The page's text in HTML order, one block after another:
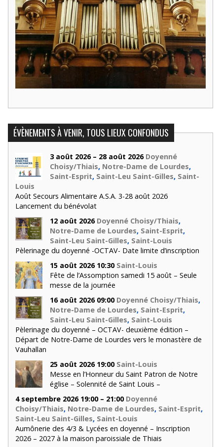
ÉVÈNEMENTS À VENIR, TOUS LIEUX CONFONDUS
3 août 2026 – 28 août 2026 Doyenné
Choisy/Thiais, Notre-Dame de Lourdes,
Saint-Esprit, Saint-Leu Saint-Gilles, Saint-
Louis
Août Secours Alimentaire A.S.A. 3-28 août 2026
Lancement du bénévolat
12 août 2026 Doyenné Choisy/Thiais,
Notre-Dame de Lourdes, Saint-Esprit,
Saint-Leu Saint-Gilles, Saint-Louis
Pèlerinage du doyenné -OCTAV- Date limite d’inscription
15 août 2026 10:30 Saint-Louis
Fête de l’Assomption samedi 15 août – Seule
messe de la journée
16 août 2026 09:00 Doyenné Choisy/Thiais,
Notre-Dame de Lourdes, Saint-Esprit,
Saint-Leu Saint-Gilles, Saint-Louis
Pèlerinage du doyenné – OCTAV- deuxième édition –
Départ de Notre-Dame de Lourdes vers le monastère de
Vauhallan
25 août 2026 19:00 Saint-Louis
Messe en l’Honneur du Saint Patron de Notre
église – Solennité de Saint Louis –
4 septembre 2026 19:00 – 21:00 Doyenné
Choisy/Thiais, Notre-Dame de Lourdes, Saint-Esprit,
Saint-Leu Saint-Gilles, Saint-Louis
Aumônerie des 4/3 & Lycées en doyenné – Inscription
2026 – 2027 à la maison paroissiale de Thiais